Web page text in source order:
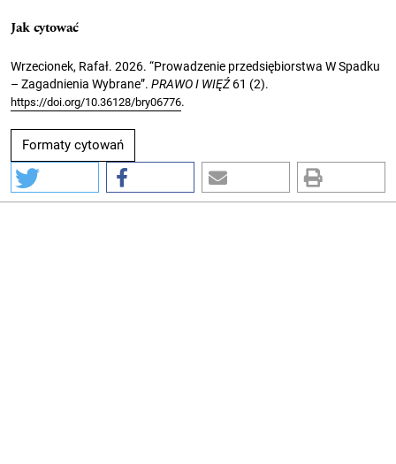
Jak cytować
Wrzecionek, Rafał. 2026. “Prowadzenie przedsiębiorstwa W Spadku
– Zagadnienia Wybrane”. PRAWO I WIĘŹ61 (2).
https://doi.org/10.36128/bry06776.
Formaty cytowań